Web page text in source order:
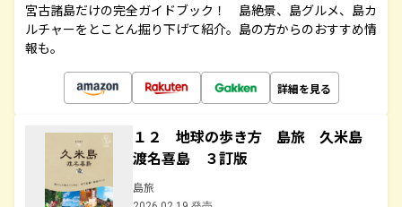
宮古諸島だけの完全ガイドブック！ 島絶景、島グルメ、島カ
ルチャーをとことん掘り下げて紹介。島の方からのおすすめ情
報も。
詳細を見る
１２ 地球の歩き方 島旅 久米島
渡名喜島 ３訂版
島旅